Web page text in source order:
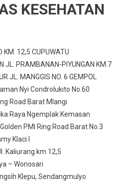
KESEHATAN
KM. 12,5 CUPUWATU
JL. PRAMBANAN-PIYUNGAN KM.7
JL. MANGGIS NO. 6 GEMPOL
Nyi Condrolukito No.60
Road Barat Mlangi
Raya Ngemplak Kemasan
PMI Ring Road Barat No.3
Klaci I
Kaliurang km 12,5
– Wonosari
Klepu, Sendangmulyo